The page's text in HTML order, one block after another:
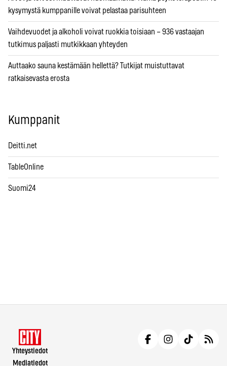
kysymystä kumppanille voivat pelastaa parisuhteen
Vaihdevuodet ja alkoholi voivat ruokkia toisiaan – 936 vastaajan
tutkimus paljasti mutkikkaan yhteyden
Auttaako sauna kestämään hellettä? Tutkijat muistuttavat
ratkaisevasta erosta
Kumppanit
Deitti.net
TableOnline
Suomi24
Yhteystiedot
Mediatiedot